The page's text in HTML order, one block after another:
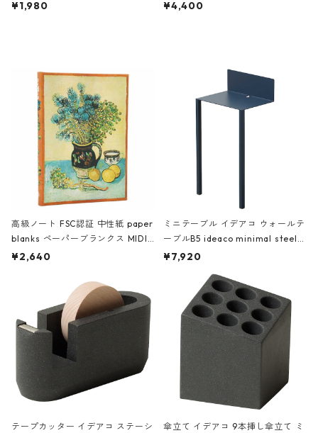
ch 3532 ルートート WR.ポーチ.ラ
¥1,980
AKU Timeless 100パーセント ス
¥4,400
高級ノート FSC認証 中性紙 paper
blanks ペーパーブランクス MIDI
ハードカバー 罫線 ヴァン・ゴッホ
¥2,640
ミニテーブル イデアコ ウォールテ
ーブルB5 ideaco minimal steel f
urniture WALL Table B5 ネイビー
¥7,920
テープカッター イデアコ ステーシ
傘立て イデアコ 9本挿し傘立て ミ